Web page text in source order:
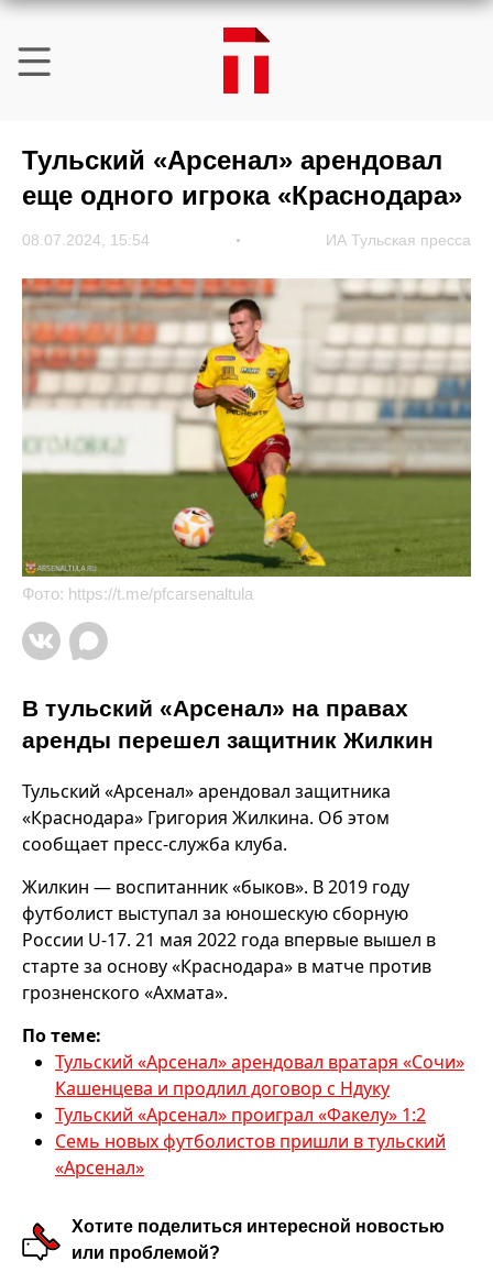
Тульский «Арсенал» арендовал
еще одного игрока «Краснодара»
08.07.2024, 15:54 ИА Тульская пресса
Фото: https://t.me/pfcarsenaltula
В тульский «Арсенал» на правах
аренды перешел защитник Жилкин
Тульский «Арсенал» арендовал защитника
«Краснодара» Григория Жилкина. Об этом
сообщает пресс-служба клуба.
Жилкин — воспитанник «быков». В 2019 году
футболист выступал за юношескую сборную
России U-17. 21 мая 2022 года впервые вышел в
старте за основу «Краснодара» в матче против
грозненского «Ахмата».
По теме:
Тульский «Арсенал» арендовал вратаря «Сочи»
Кашенцева и продлил договор с Ндуку
Тульский «Арсенал» проиграл «Факелу» 1:2
Семь новых футболистов пришли в тульский
«Арсенал»
Хотите поделиться интересной новостью
или проблемой?